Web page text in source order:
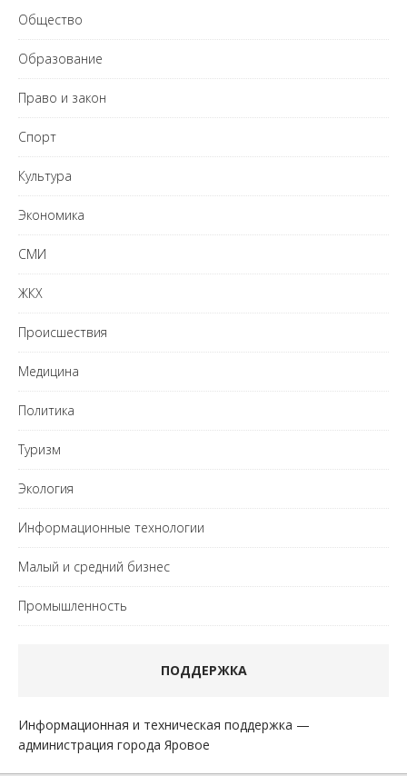
Общество
Образование
Право и закон
Спорт
Культура
Экономика
СМИ
ЖКХ
Происшествия
Медицина
Политика
Туризм
Экология
Информационные технологии
Малый и средний бизнес
Промышленность
ПОДДЕРЖКА
Информационная и техническая поддержка —
администрация города Яровое